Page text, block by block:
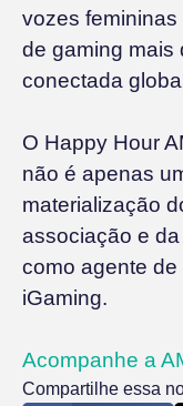
vozes femininas
de gaming mais
conectada
O Happy Hour
não é apenas
materialização
associação e
como agente
iGaming.
Acompanhe a
Compartilhe essa